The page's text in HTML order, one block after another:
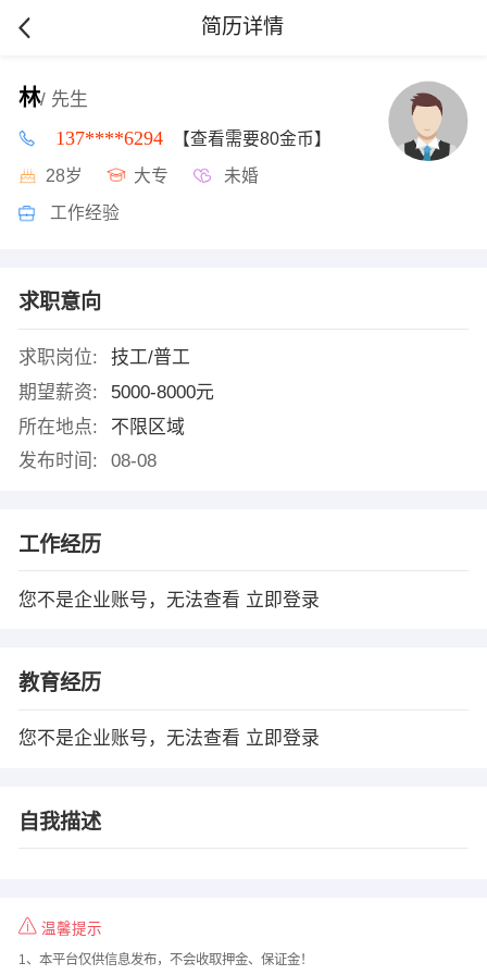
简历详情
林/ 先生
137****6294 【查看需要80金币】
28岁 大专 未婚
工作经验
求职意向
求职岗位:
技工/普工
期望薪资:
5000-8000元
所在地点:
不限区域
发布时间:
08-08
工作经历
您不是企业账号，无法查看 立即登录
教育经历
您不是企业账号，无法查看 立即登录
自我描述
温馨提示
1、本平台仅供信息发布，不会收取押金、保证金！